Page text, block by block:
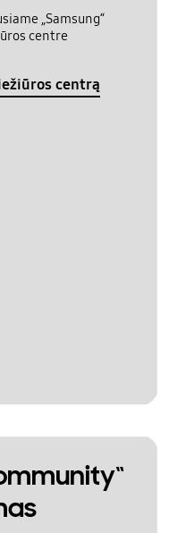
„Samsung“
centre
centrą